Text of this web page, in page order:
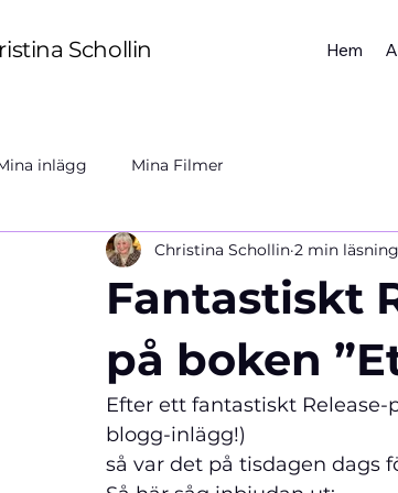
Schollin Hem
inlägg Mina Filmer
Fantastiskt
på boken
Christina Schollin 2 min läsning
Efter ett fantastiskt
blogg-inlägg!)
så var det på tisdagen dags